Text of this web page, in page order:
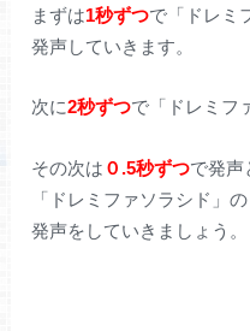
まずは1秒ずつで「ドレミ
発声していきます。
次に2秒ずつで「ドレミフ
その次は ０.5秒ずつで発声
「ドレミファソラシド」
発声をしていきましょう。